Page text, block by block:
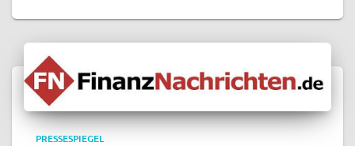
PRESSESPIEGEL